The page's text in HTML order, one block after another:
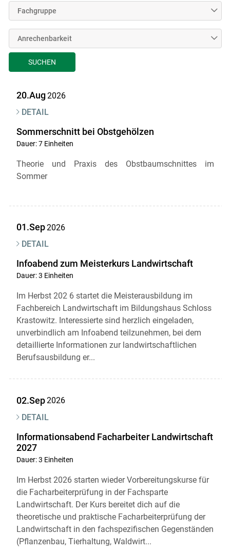
Skip to main content
Fachgruppe
Anrechenbarkeit
SUCHEN
20.Aug2026
DETAIL
Sommerschnitt bei Obstgehölzen
Dauer: 7 Einheiten
Theorie und Praxis des Obstbaumschnittes im
Sommer
01.Sep2026
DETAIL
Infoabend zum Meisterkurs Landwirtschaft
Dauer: 3 Einheiten
Im Herbst 202 6 startet die Meisterausbildung im
Fachbereich Landwirtschaft im Bildungshaus Schloss
Krastowitz. Interessierte sind herzlich eingeladen,
unverbindlich am Infoabend teilzunehmen, bei dem
detaillierte Informationen zur landwirtschaftlichen
Berufsausbildung er...
02.Sep2026
DETAIL
Informationsabend Facharbeiter Landwirtschaft
2027
Dauer: 3 Einheiten
Im Herbst 2026 starten wieder Vorbereitungskurse für
die Facharbeiterprüfung in der Fachsparte
Landwirtschaft. Der Kurs bereitet dich auf die
theoretische und praktische Facharbeiterprüfung der
Landwirtschaft in den fachspezifischen Gegenständen
(Pflanzenbau, Tierhaltung, Waldwirt...